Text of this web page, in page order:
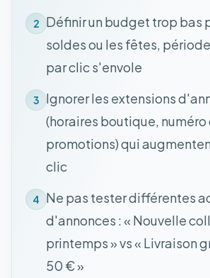
2 Définir un budget trop bas
soldes ou les fêtes,
par clic s'envole
3 Ignorer les extensions
(horaires boutique,
promotions) qui
clic
4 Ne pas tester différentes
d'annonces : « Nouvelle
printemps » vs « Livraison
50 € »